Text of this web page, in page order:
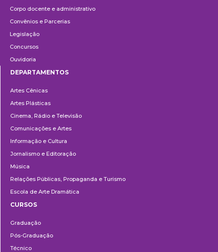
Corpo docente e administrativo
Convênios e Parcerias
Legislação
Concursos
Ouvidoria
DEPARTAMENTOS
Artes Cênicas
Artes Plásticas
Cinema, Rádio e Televisão
Comunicações e Artes
Informação e Cultura
Jornalismo e Editoração
Música
Relações Públicas, Propaganda e Turismo
Escola de Arte Dramática
CURSOS
Graduação
Pós-Graduação
Técnico